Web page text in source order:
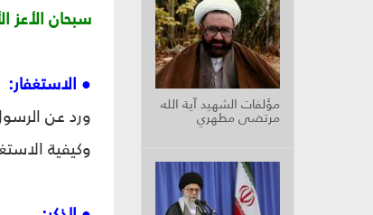
مؤلفات الشهيد آية الله
مرتضى مطهري
سبحان الأعز
● الاستغفار:
ورد عن
وكيفية